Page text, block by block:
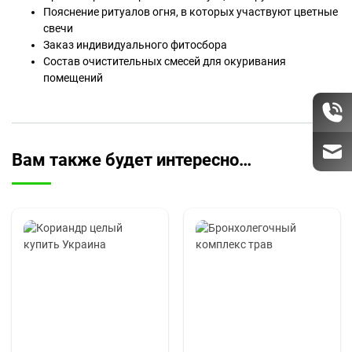
Пояснение ритуалов огня, в которых участвуют цветные
свечи
Заказ индивидуального фитосбора
Состав очистительных смесей для окуривания
помещений
Вам также будет интересно…